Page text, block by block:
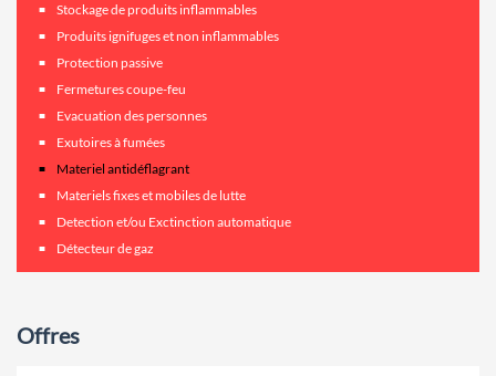
Stockage de produits inflammables
Produits ignifuges et non inflammables
Protection passive
Fermetures coupe-feu
Evacuation des personnes
Exutoires à fumées
Materiel antidéflagrant
Materiels fixes et mobiles de lutte
Detection et/ou Exctinction automatique
Détecteur de gaz
Offres